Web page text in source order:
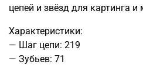
цепей и звёзд для картинга и
Характеристики:
— Шаг цепи: 219
— Зубьев: 71